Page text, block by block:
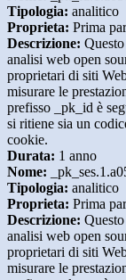
Tipologia: analitico
Proprieta: Prima
Descrizione:
analisi web open
proprietari di siti
misurare le
prefisso _pk_id è
si ritiene sia un
cookie.
Durata: 1 anno
Nome:
Tipologia: analitico
Proprieta: Prima
Descrizione:
analisi web open
proprietari di siti
misurare le